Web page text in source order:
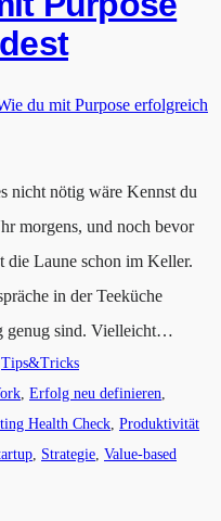
nicht nötig wäre Kennst du
morgens, und noch bevor
die Laune schon im Keller.
in der Teeküche
genug sind. Vielleicht…
Tips&Tricks
Erfolg neu definieren
Health Check Produktivität
Strategie Value-based